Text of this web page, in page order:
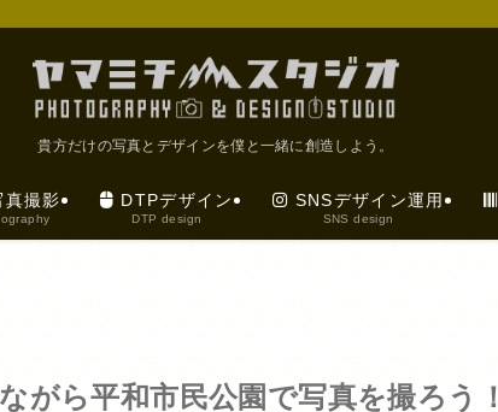
貴方だけの写真とデザインを僕と一緒に創造しよう。
真撮影 DTPデザイン
DTP design
SNSデザイン運用
SNS design
がら平和市民公園で写真を撮ろう！